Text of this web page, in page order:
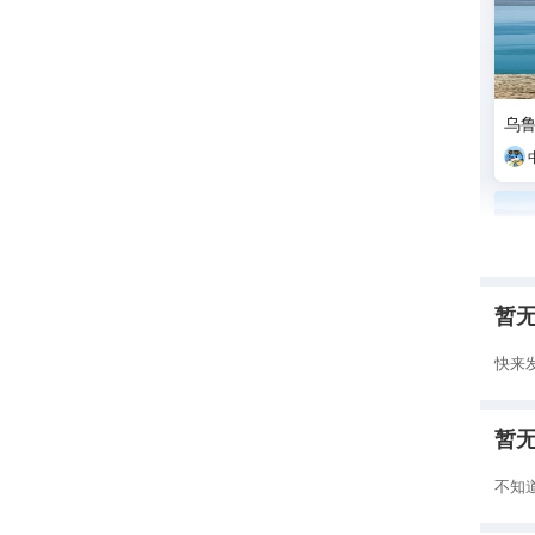
乌
【
暂
快来
暂
不知